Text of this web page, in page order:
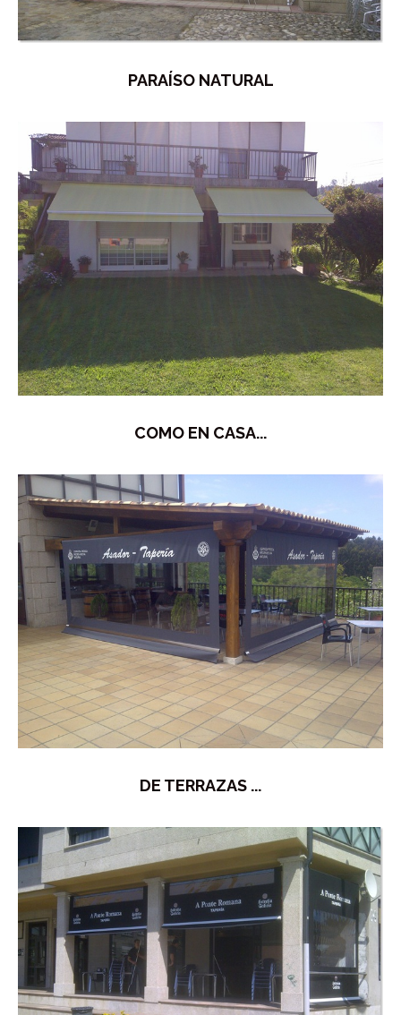
PARAÍSO NATURAL
COMO EN CASA...
DE TERRAZAS ...